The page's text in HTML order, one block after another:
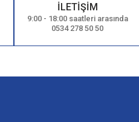
İLETİŞİM
9:00 - 18:00 saatleri arasında
0534 278 50 50